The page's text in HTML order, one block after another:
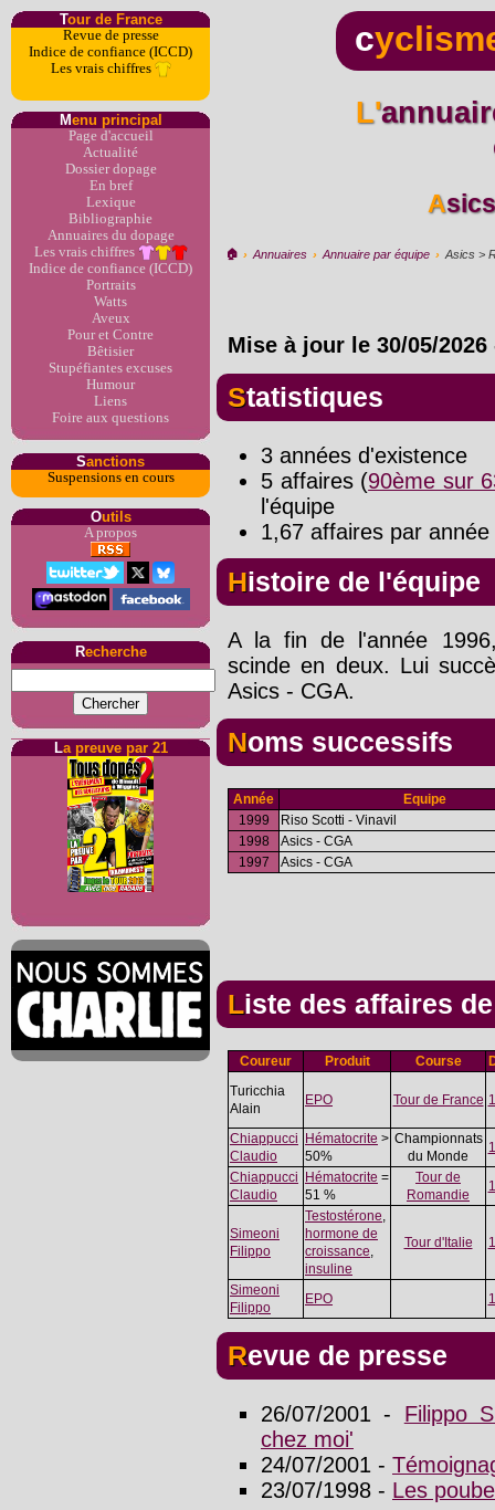
Tour de France
Revue de presse
Indice de confiance (ICCD)
Les vrais chiffres
Menu principal
Page d'accueil
Actualité
Dossier dopage
En bref
Lexique
Bibliographie
Annuaires du dopage
Les vrais chiffres
Indice de confiance (ICCD)
Portraits
Watts
Aveux
Pour et Contre
Bêtisier
Stupéfiantes excuses
Humour
Liens
Foire aux questions
Sanctions
Suspensions en cours
Outils
A propos
Recherche
La preuve par 21
c
L'annuaire du dopage par
🏠︎ › Annuaires › Annuaire par équipe › Asics >
Mise à jour le 30/05/2026
Statistiques
3 années d'existence
5 affaires (90ème sur
l'équipe
1,67 affaires par
Histoire de l'équipe
A la fin de l'année
scinde en deux. Lui
Asics - CGA.
Noms successifs
Année
Equipe
1999
Riso Scotti - Vinavil
1998
Asics - CGA
1997
Asics - CGA
Liste des affaires
Coureur Produit Course
Turicchia
Alain
EPO Tour de France
Chiappucci
Claudio
Hématocrite >
50%
Championnats
du Monde
Chiappucci
Claudio
Hématocrite =
51 %
Tour de
Romandie
Simeoni
Filippo
Testostérone,
hormone de
croissance,
insuline
Tour d'Italie
Simeoni
Filippo
EPO
Revue de presse
26/07/2001 - Filippo
chez moi'
24/07/2001 -
23/07/1998 - Les